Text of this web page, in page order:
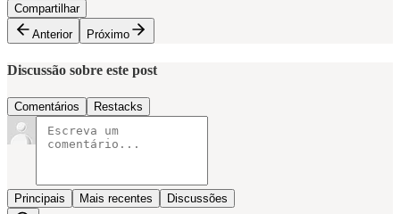
Compartilhar
Anterior
Próximo
Discussão sobre este post
Comentários Restacks
Principais Mais recentes Discussões